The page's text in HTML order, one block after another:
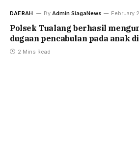
DAERAH By Admin SiagaNews February
Polsek Tualang berhasil
dugaan pencabulan pada anak
2 Mins Read